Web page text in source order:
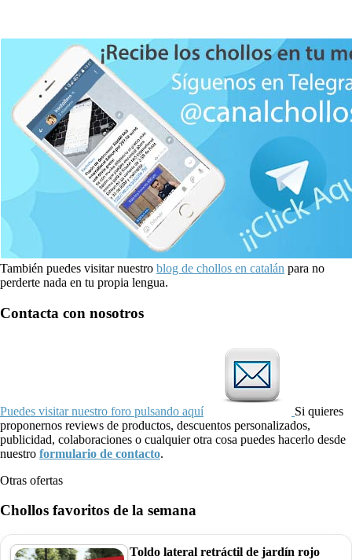
También puedes visitar nuestro blog de chollos en catalán para no
perderte nada en tu propia lengua.
Contacta con nosotros
Puedes visitar nuestro foro pulsando aquí
Si quieres
proponernos reviews de productos, descuentos personalizados,
publicidad, colaboraciones o cualquier otra cosa puedes hacerlo desde
nuestro formulario de contacto.
Otras ofertas
Chollos favoritos de la semana
Toldo lateral retráctil de jardín rojo